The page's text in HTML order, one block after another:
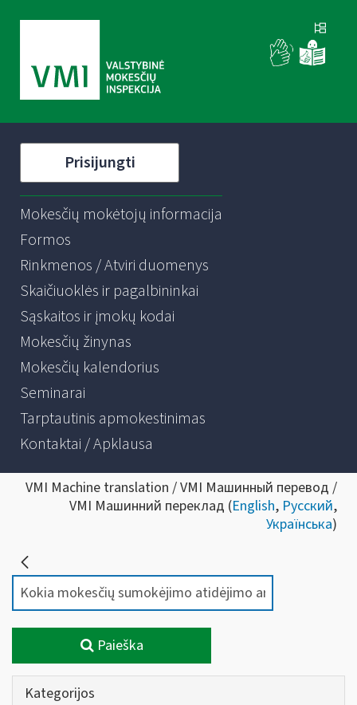
Prisijungti
Mokesčių mokėtojų informacija
Formos
Rinkmenos / Atviri duomenys
Skaičiuoklės ir pagalbininkai
Sąskaitos ir įmokų kodai
Mokesčių žinynas
Mokesčių kalendorius
Seminarai
Tarptautinis apmokestinimas
Kontaktai / Apklausa
VMI Machine translation / VMI Машинный перевод /
VMI Машинний переклад (English, Русский,
Українська)
Paieška
Kategorijos